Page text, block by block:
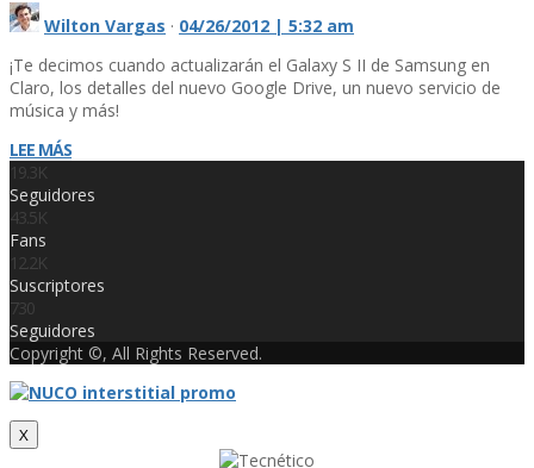
Wilton Vargas · 04/26/2012 | 5:32 am
¡Te decimos cuando actualizarán el Galaxy S II de Samsung en
Claro, los detalles del nuevo Google Drive, un nuevo servicio de
música y más!
LEE MÁS
19.3K
Seguidores
43.5K
Fans
12.2K
Suscriptores
730
Seguidores
Copyright ©, All Rights Reserved.
X